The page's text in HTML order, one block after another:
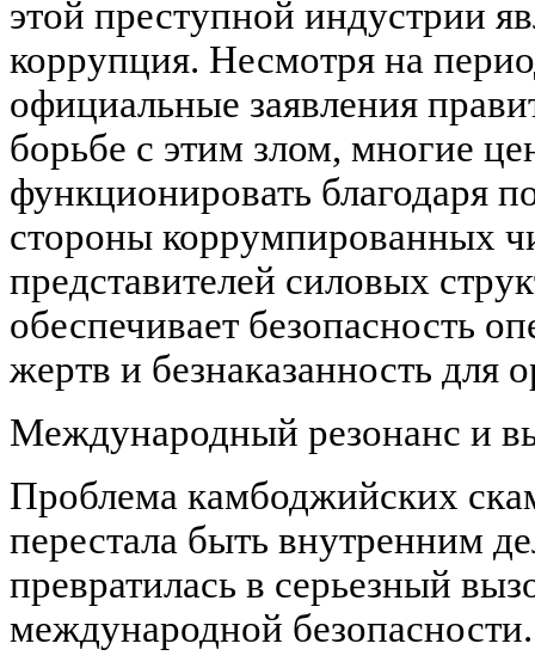
этой преступной индустрии
коррупция. Несмотря на
официальные заявления
борьбе с этим злом, многие
функционировать благодаря
стороны коррумпированных
представителей силовых
обеспечивает безопасность
жертв и безнаказанность для
Международный резонанс и
Проблема камбоджийских
перестала быть внутренним
превратилась в серьезный
международной